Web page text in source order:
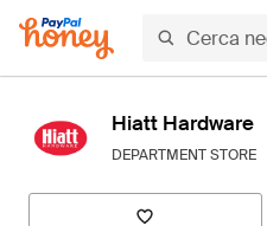
Hiatt Hardware
DEPARTMENT STORE